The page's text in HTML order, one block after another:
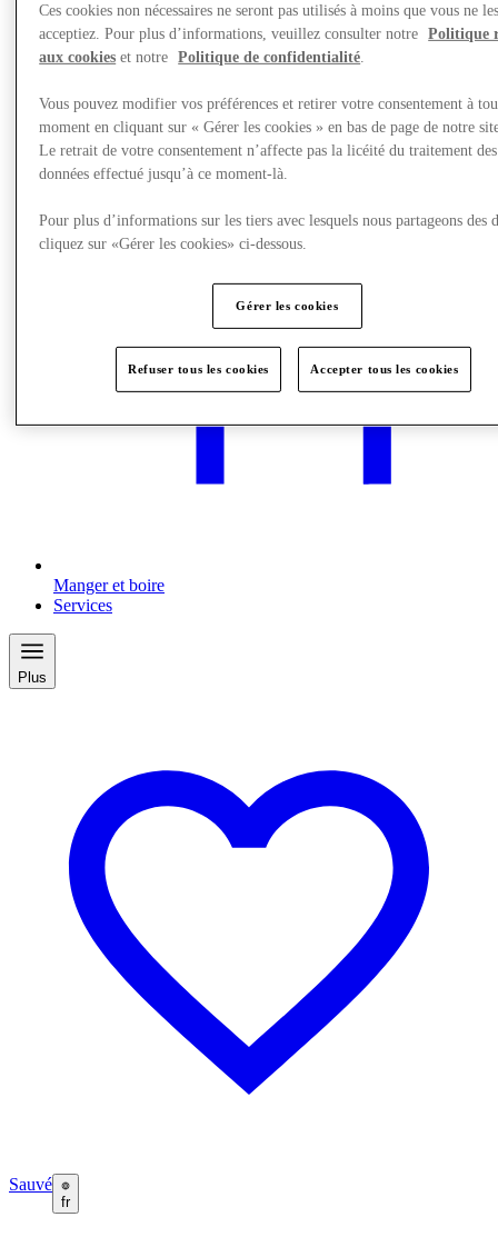
Planifiez votre visite
Manger et boire
Services
Plus
Sauvé
fr
Ces cookies non nécessaires ne seront pas utilisés à moins que vous ne
acceptiez. Pour plus d’informations, veuillez consulter notre
Politique
aux cookies et notre Politique de confidentialité
Vous pouvez modifier vos préférences et retirer votre consentement à
moment en cliquant sur « Gérer les cookies » en bas de page de notre
Le retrait de votre consentement n’affecte pas la licéité du traitement des
données effectué jusqu’à ce moment-là.
Pour plus d’informations sur les tiers avec lesquels nous partageons des
cliquez sur «Gérer les cookies» ci-dessous.
Gérer les cookies
Refuser tous les cookies Accepter tous les cookies